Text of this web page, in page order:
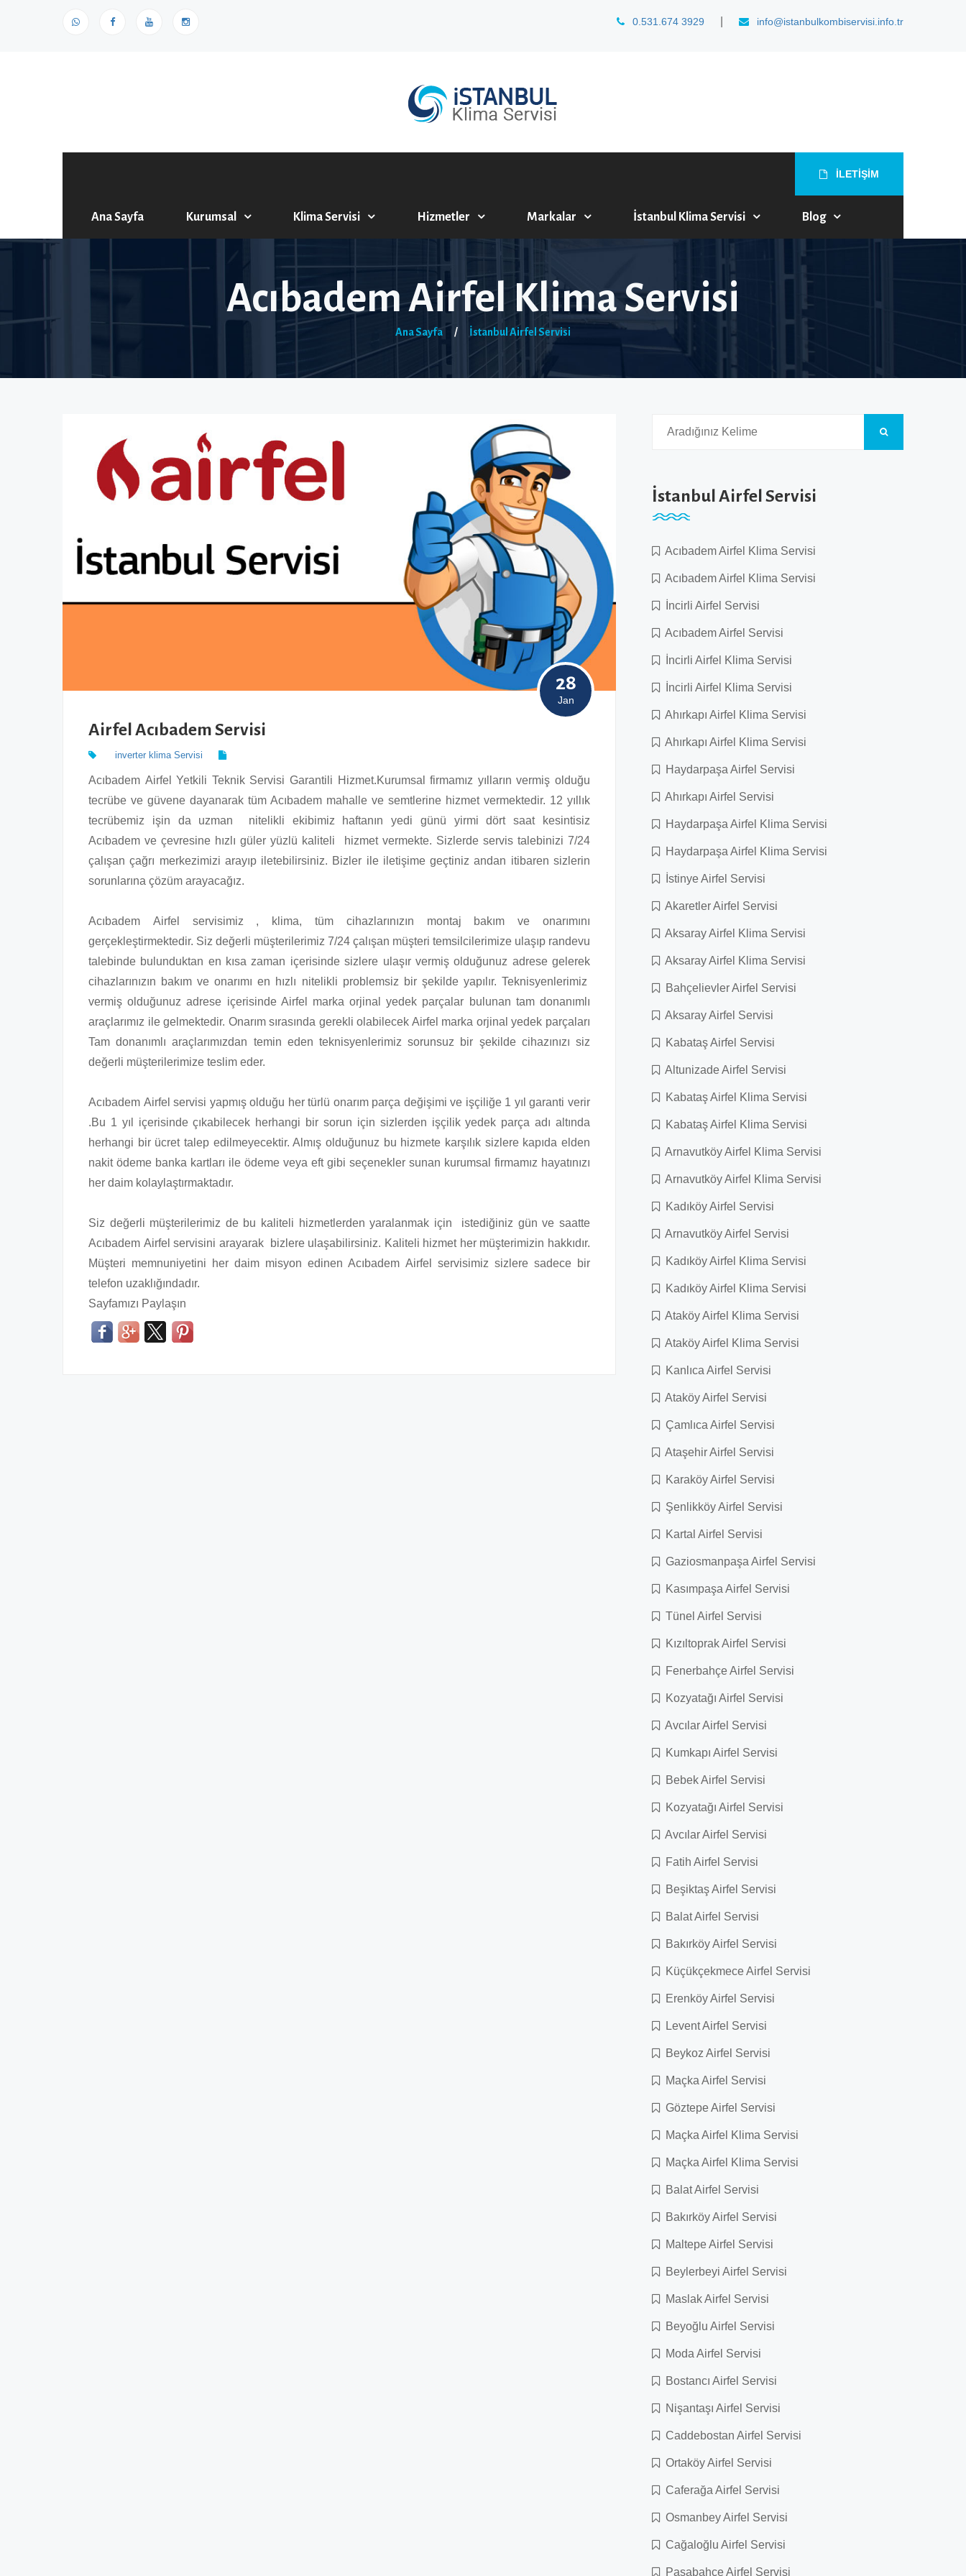
0.531.674 3929 info@istanbulkombiservisi.info.tr
İLETİŞİM
Ana Sayfa Kurumsal Klima Servisi Hizmetler Markalar İstanbul Klima Servisi Blog
Acıbadem Airfel Klima Servisi
Ana Sayfa / İstanbul Airfel Servisi
28
Jan
Airfel Acıbadem Servisi
inverter klima Servisi
Acıbadem Airfel Yetkili Teknik Servisi Garantili Hizmet.Kurumsal firmamız yılların vermiş olduğu
tecrübe ve güvene dayanarak tüm Acıbadem mahalle ve semtlerine hizmet vermektedir. 12 yıllık
tecrübemiz işin da uzman nitelikli ekibimiz haftanın yedi günü yirmi dört saat kesintisiz
Acıbadem ve çevresine hızlı güler yüzlü kaliteli hizmet vermekte. Sizlerde servis talebinizi 7/24
çalışan çağrı merkezimizi arayıp iletebilirsiniz. Bizler ile iletişime geçtiniz andan itibaren sizlerin
sorunlarına çözüm arayacağız.
Acıbadem Airfel servisimiz , klima, tüm cihazlarınızın montaj bakım ve onarımını
gerçekleştirmektedir. Siz değerli müşterilerimiz 7/24 çalışan müşteri temsilcilerimize ulaşıp randevu
talebinde bulunduktan en kısa zaman içerisinde sizlere ulaşır vermiş olduğunuz adrese gelerek
cihazlarınızın bakım ve onarımı en hızlı nitelikli problemsiz bir şekilde yapılır. Teknisyenlerimiz
vermiş olduğunuz adrese içerisinde Airfel marka orjinal yedek parçalar bulunan tam donanımlı
araçlarımız ile gelmektedir. Onarım sırasında gerekli olabilecek Airfel marka orjinal yedek parçaları
Tam donanımlı araçlarımızdan temin eden teknisyenlerimiz sorunsuz bir şekilde cihazınızı siz
değerli müşterilerimize teslim eder.
Acıbadem Airfel servisi yapmış olduğu her türlü onarım parça değişimi ve işçiliğe 1 yıl garanti verir
.Bu 1 yıl içerisinde çıkabilecek herhangi bir sorun için sizlerden işçilik yedek parça adı altında
herhangi bir ücret talep edilmeyecektir. Almış olduğunuz bu hizmete karşılık sizlere kapıda elden
nakit ödeme banka kartları ile ödeme veya eft gibi seçenekler sunan kurumsal firmamız hayatınızı
her daim kolaylaştırmaktadır.
Siz değerli müşterilerimiz de bu kaliteli hizmetlerden yaralanmak için istediğiniz gün ve saatte
Acıbadem Airfel servisini arayarak bizlere ulaşabilirsiniz. Kaliteli hizmet her müşterimizin hakkıdır.
Müşteri memnuniyetini her daim misyon edinen Acıbadem Airfel servisimiz sizlere sadece bir
telefon uzaklığındadır.
Sayfamızı Paylaşın
İstanbul Airfel Servisi
Acıbadem Airfel Klima Servisi
Acıbadem Airfel Klima Servisi
İncirli Airfel Servisi
Acıbadem Airfel Servisi
İncirli Airfel Klima Servisi
İncirli Airfel Klima Servisi
Ahırkapı Airfel Klima Servisi
Ahırkapı Airfel Klima Servisi
Haydarpaşa Airfel Servisi
Ahırkapı Airfel Servisi
Haydarpaşa Airfel Klima Servisi
Haydarpaşa Airfel Klima Servisi
İstinye Airfel Servisi
Akaretler Airfel Servisi
Aksaray Airfel Klima Servisi
Aksaray Airfel Klima Servisi
Bahçelievler Airfel Servisi
Aksaray Airfel Servisi
Kabataş Airfel Servisi
Altunizade Airfel Servisi
Kabataş Airfel Klima Servisi
Kabataş Airfel Klima Servisi
Arnavutköy Airfel Klima Servisi
Arnavutköy Airfel Klima Servisi
Kadıköy Airfel Servisi
Arnavutköy Airfel Servisi
Kadıköy Airfel Klima Servisi
Kadıköy Airfel Klima Servisi
Ataköy Airfel Klima Servisi
Ataköy Airfel Klima Servisi
Kanlıca Airfel Servisi
Ataköy Airfel Servisi
Çamlıca Airfel Servisi
Ataşehir Airfel Servisi
Karaköy Airfel Servisi
Şenlikköy Airfel Servisi
Kartal Airfel Servisi
Gaziosmanpaşa Airfel Servisi
Kasımpaşa Airfel Servisi
Tünel Airfel Servisi
Kızıltoprak Airfel Servisi
Fenerbahçe Airfel Servisi
Kozyatağı Airfel Servisi
Avcılar Airfel Servisi
Kumkapı Airfel Servisi
Bebek Airfel Servisi
Kozyatağı Airfel Servisi
Avcılar Airfel Servisi
Fatih Airfel Servisi
Beşiktaş Airfel Servisi
Balat Airfel Servisi
Bakırköy Airfel Servisi
Küçükçekmece Airfel Servisi
Erenköy Airfel Servisi
Levent Airfel Servisi
Beykoz Airfel Servisi
Maçka Airfel Servisi
Göztepe Airfel Servisi
Maçka Airfel Klima Servisi
Maçka Airfel Klima Servisi
Balat Airfel Servisi
Bakırköy Airfel Servisi
Maltepe Airfel Servisi
Beylerbeyi Airfel Servisi
Maslak Airfel Servisi
Beyoğlu Airfel Servisi
Moda Airfel Servisi
Bostancı Airfel Servisi
Nişantaşı Airfel Servisi
Caddebostan Airfel Servisi
Ortaköy Airfel Servisi
Caferağa Airfel Servisi
Osmanbey Airfel Servisi
Cağaloğlu Airfel Servisi
Paşabahçe Airfel Servisi